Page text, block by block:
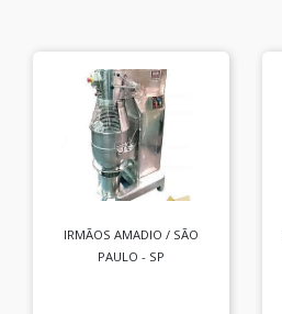
IRMÃOS AMADIO / SÃO
PAULO - SP